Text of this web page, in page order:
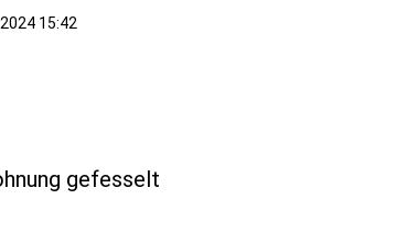
15:42
gefesselt